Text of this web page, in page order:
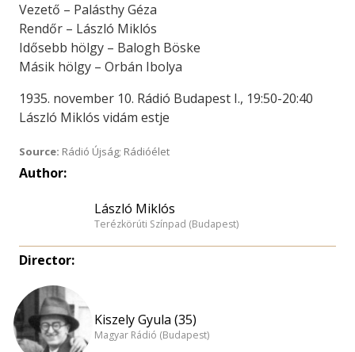
Vezető – Palásthy Géza
Rendőr – László Miklós
Idősebb hölgy – Balogh Böske
Másik hölgy – Orbán Ibolya
1935. november 10. Rádió Budapest I., 19:50-20:40
László Miklós vidám estje
Source: Rádió Újság; Rádióélet
Author:
László Miklós
Terézkörúti Színpad (Budapest)
Director:
Kiszely Gyula (35)
Magyar Rádió (Budapest)